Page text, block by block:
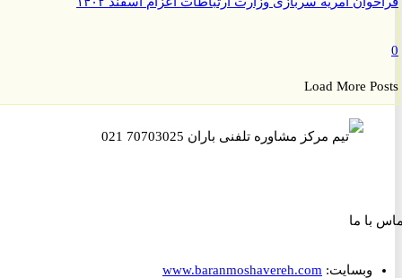
Load More
ما
وبسایت:www.baranmoshavereh.com